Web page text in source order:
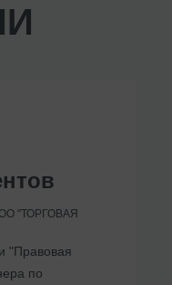
"ТОРГОВАЯ
"Правовая
по